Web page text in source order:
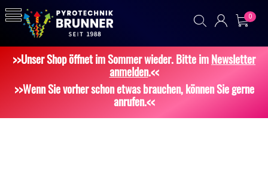
0
>>Unser Shop öffnet im Sommer wieder. Bitte imNewsletter
anmelden.<<
>>Wenn Sie vorher schon etwas brauchen, können Sie gerne
anrufen.<<